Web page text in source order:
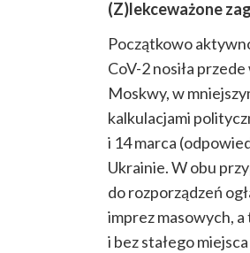
(Z)lekceważone
Początkowo
CoV-2 nosiła
Moskwy, w
kalkulacjami
i 14 marca
Ukrainie. W obu
do rozporządzeń
imprez masowych, a
i bez stałego